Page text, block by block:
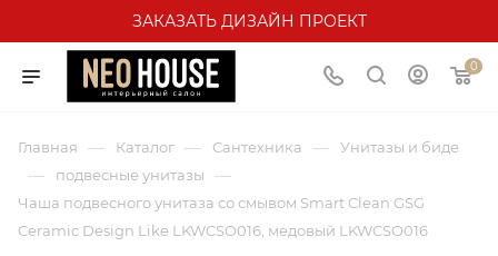
ЗАКАЗАТЬ ДИЗАЙН ПРОЕКТ
0
Главная — Каталог — Сантехника — Унитазы и биде
— подвесные унитазы —
Чаша подвесного унитаза со смывом Smart Clean GSG
Ceramic Design Like LKWCSO016, медовый LKWCSO016